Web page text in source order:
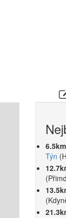
6.5km
Týn